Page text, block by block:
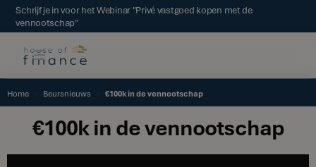
Schrijf je in voor het Webinar "Privé vastgoed kopen met de
vennootschap"
Home Beursnieuws €100k in de vennootschap
€100k in de vennootschap